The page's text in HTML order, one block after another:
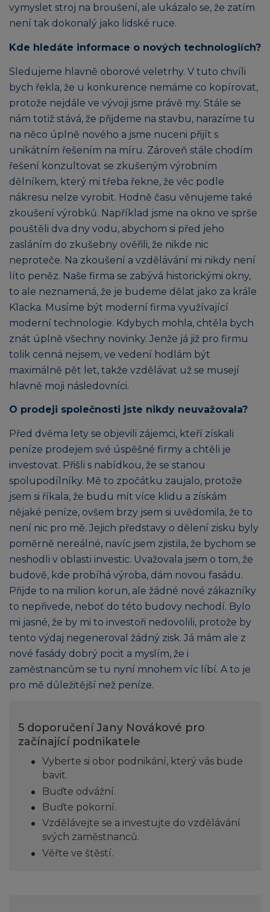
vymyslet stroj na broušení, ale ukázalo se, že zatím
není tak dokonalý jako lidské ruce.
Kde hledáte informace o nových technologiích?
Sledujeme hlavně oborové veletrhy. V tuto chvíli
bych řekla, že u konkurence nemáme co kopírovat,
protože nejdále ve vývoji jsme právě my. Stále se
nám totiž stává, že přijdeme na stavbu, narazíme tu
na něco úplně nového a jsme nuceni přijít s
unikátním řešením na míru. Zároveň stále chodím
řešení konzultovat se zkušeným výrobním
dělníkem, který mi třeba řekne, že věc podle
nákresu nelze vyrobit. Hodně času věnujeme také
zkoušení výrobků. Například jsme na okno ve sprše
pouštěli dva dny vodu, abychom si před jeho
zasláním do zkušebny ověřili, že nikde nic
neproteče. Na zkoušení a vzdělávání mi nikdy není
líto peněz. Naše firma se zabývá historickými okny,
to ale neznamená, že je budeme dělat jako za krále
Klacka. Musíme být moderní firma využívající
moderní technologie. Kdybych mohla, chtěla bych
znát úplně všechny novinky. Jenže já již pro firmu
tolik cenná nejsem, ve vedení hodlám být
maximálně pět let, takže vzdělávat už se musejí
hlavně moji následovníci.
O prodeji společnosti jste nikdy neuvažovala?
Před dvěma lety se objevili zájemci, kteří získali
peníze prodejem své úspěšné firmy a chtěli je
investovat. Přišli s nabídkou, že se stanou
spolupodílníky. Mě to zpočátku zaujalo, protože
jsem si říkala, že budu mít více klidu a získám
nějaké peníze, ovšem brzy jsem si uvědomila, že to
není nic pro mě. Jejich představy o dělení zisku byly
poměrně nereálné, navíc jsem zjistila, že bychom se
neshodli v oblasti investic. Uvažovala jsem o tom, že
budově, kde probíhá výroba, dám novou fasádu.
Přijde to na milion korun, ale žádné nové zákazníky
to nepřivede, neboť do této budovy nechodí. Bylo
mi jasné, že by mi to investoři nedovolili, protože by
tento výdaj negeneroval žádný zisk. Já mám ale z
nové fasády dobrý pocit a myslím, že i
zaměstnancům se tu nyní mnohem víc líbí. A to je
pro mě důležitější než peníze.
5 doporučení Jany Novákové pro
začínající podnikatele
Vyberte si obor podnikání, který vás bude
bavit.
Buďte odvážní.
Buďte pokorní.
Vzdělávejte se a investujte do vzdělávání
svých zaměstnanců.
Věřte ve štěstí.